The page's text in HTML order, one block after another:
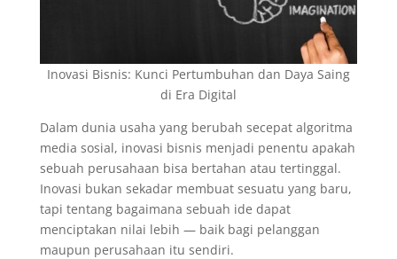
Inovasi Bisnis: Kunci Pertumbuhan dan Daya Saing
di Era Digital
Dalam dunia usaha yang berubah secepat algoritma
media sosial, inovasi bisnis menjadi penentu apakah
sebuah perusahaan bisa bertahan atau tertinggal.
Inovasi bukan sekadar membuat sesuatu yang baru,
tapi tentang bagaimana sebuah ide dapat
menciptakan nilai lebih — baik bagi pelanggan
maupun perusahaan itu sendiri.